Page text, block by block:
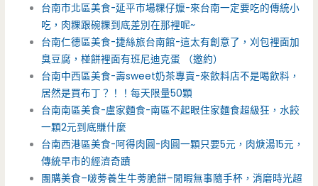
台南市北區美食-延平市場粿仔嬤-來台南一定要吃的傳統小
吃，肉粿跟碗粿到底差別在那裡呢~
台南仁德區美食-捷絲旅台南館-這太有創意了，刈包裡面加
臭豆腐，椪餅裡面有班尼迪克蛋 （邀約）
台南中西區美食-壽sweet奶茶專賣-來飲料店不是喝飲料，
居然是買布丁？！！每天限量50顆
台南南區美食-盧家麵食-南區不起眼住家麵食超級狂，水餃
一顆2元到底賺什麼
台南西港區美食-阿得肉圓-肉圓一顆只要5元，肉焿湯15元，
傳統早市的經濟奇蹟
團購美食–啵蒡養生牛蒡脆餅–閒暇無事隨手杯，消磨時光超